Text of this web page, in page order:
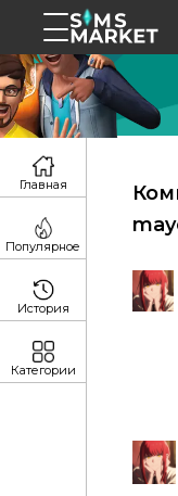
Главная
Популярное
История
Категории